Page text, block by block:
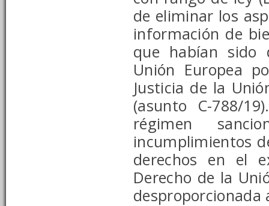
de eliminar los
información de
que habían sido
Unión Europea
Justicia de la
(asunto C-788/
régimen
incumplimientos
derechos en el
Derecho de la
desproporcionada